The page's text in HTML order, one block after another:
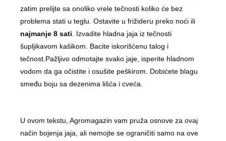
zatim prelijte sa onoliko vrele tečnosti koliko će bez
problema stati u teglu. Ostavite u frižideru preko noći ili
najmanje 8 sati. Izvadite hladna jaja iz tečnosti
šupljikavom kašikom. Bacite iskorišćenu talog i
tečnost.Pažljivo odmotajte svako jaje, isperite hladnom
vodom da ga očistite i osušite peškirom. Dobićete blagu
smeđu boju sa dezenima lišća i cveća.
U ovom tekstu, Agromagazin vam pruža osnove za ovaj
način bojenja jaja, ali nemojte se ograničiti samo na ove